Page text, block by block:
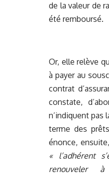
de la valeur de
été remboursé.
Or, elle relève
à payer au
contrat
constate,
n’indiquent pas
terme des
énonce,
« l’adhérent
renouveler